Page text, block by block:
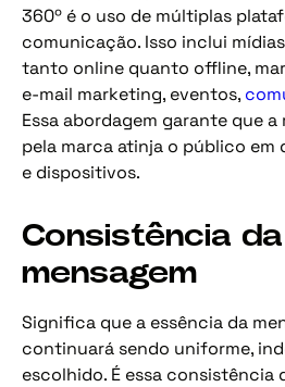
360º é o uso de múltiplas
comunicação. Isso inclui
tanto online quanto offline,
e-mail marketing, eventos,
Essa abordagem garante que
pela marca atinja o público
e dispositivos.
Consistência da
mensagem
Significa que a essência da
continuará sendo uniforme,
escolhido. É essa consistência